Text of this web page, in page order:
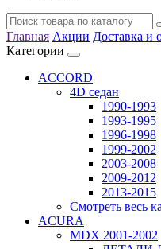
Главная Акции Доставка и
Категории
ACCORD
4D седан
1990-1993
1993-1995
1996-1998
1999-2002
2003-2008
2009-2012
2013-2015
Смотреть весь
ACURA
MDX 2001-2002